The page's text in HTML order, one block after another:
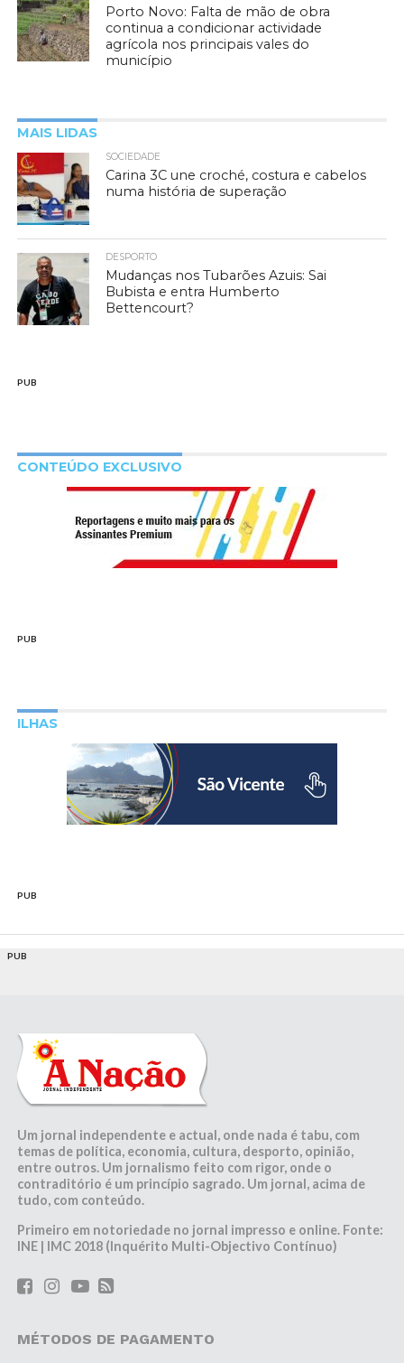
Porto Novo: Falta de mão de obra
continua a condicionar actividade
agrícola nos principais vales do
município
MAIS LIDAS
SOCIEDADE
Carina 3C une croché, costura e cabelos
numa história de superação
DESPORTO
Mudanças nos Tubarões Azuis: Sai
Bubista e entra Humberto
Bettencourt?
PUB
CONTEÚDO EXCLUSIVO
PUB
ILHAS
PUB
PUB
Um jornal independente e actual, onde nada é tabu, com
temas de política, economia, cultura, desporto, opinião,
entre outros. Um jornalismo feito com rigor, onde o
contraditório é um princípio sagrado. Um jornal, acima de
tudo, com conteúdo.
Primeiro em notoriedade no jornal impresso e online. Fonte:
INE | IMC 2018 (Inquérito Multi-Objectivo Contínuo)
MÉTODOS DE PAGAMENTO